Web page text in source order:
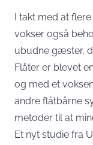
I takt med at
vokser også
ubudne gæster,
Flåter er blevet
og med et
andre flåtbårne
metoder til at
Et nyt studie fra